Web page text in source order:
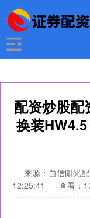
配资炒股
换装
来源：自信阳光
12:25:41
查看：